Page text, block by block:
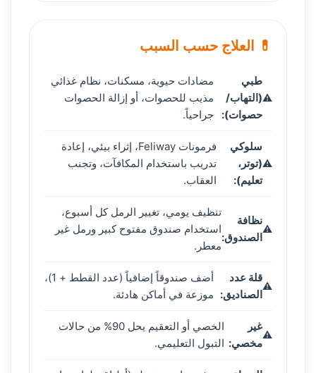
💊 العلاج حسب السبب
طبي
(التهاب/
حصوات):
مضادات حيوية، مسكنات، نظام غذائي
مذيب للحصوات، أو إزالة الحصوات
جراحياً.
سلوكي
(توتر،
تعليم):
فرمونات Feliway، إثراء بيئي، إعادة
تدريب باستخدام المكافآت، وتجنب
العقاب.
نظافة
الصندوق:
تنظيف يومي، تغيير الرمل كل أسبوع،
استخدام صندوق مفتوح كبير ورمل غير
معطر.
قلة عدد
الصناديق:
أضف صندوقاً إضافياً (عدد القطط + 1)،
موزعة في أماكن هادئة.
غير
مخصي:
الخصي أو التعقيم يحل 90% من حالات
التبول التعليمي.